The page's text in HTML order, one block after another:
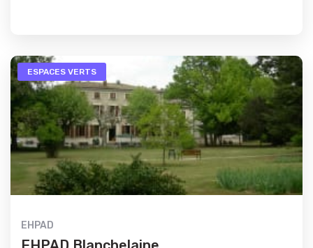
ESPACES VERTS
EHPAD